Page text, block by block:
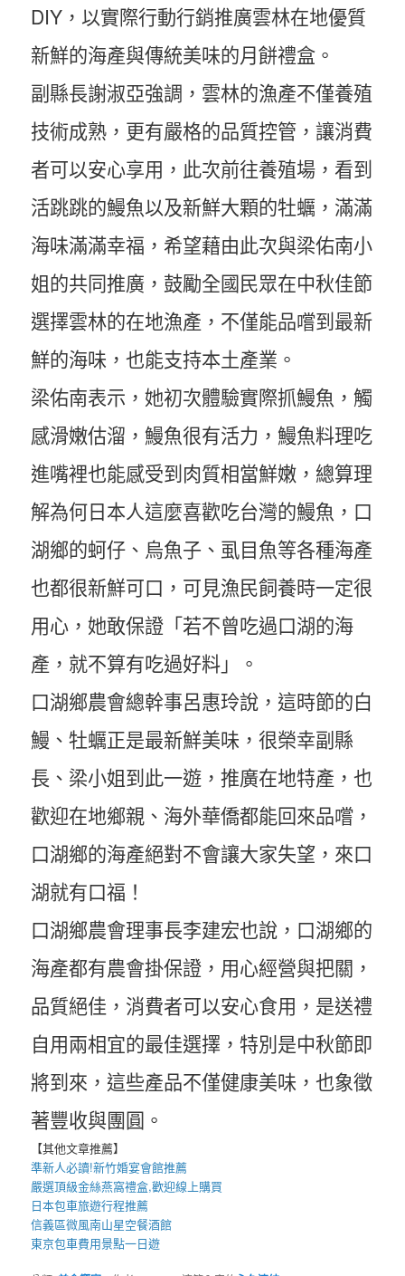
DIY，以實際行動行銷推廣雲林在地優質
新鮮的海產與傳統美味的月餅禮盒。
副縣長謝淑亞強調，雲林的漁產不僅養殖
技術成熟，更有嚴格的品質控管，讓消費
者可以安心享用，此次前往養殖場，看到
活跳跳的鰻魚以及新鮮大顆的牡蠣，滿滿
海味滿滿幸福，希望藉由此次與梁佑南小
姐的共同推廣，鼓勵全國民眾在中秋佳節
選擇雲林的在地漁產，不僅能品嚐到最新
鮮的海味，也能支持本土產業。
梁佑南表示，她初次體驗實際抓鰻魚，觸
感滑嫩估溜，鰻魚很有活力，鰻魚料理吃
進嘴裡也能感受到肉質相當鮮嫩，總算理
解為何日本人這麼喜歡吃台灣的鰻魚，口
湖鄉的蚵仔、烏魚子、虱目魚等各種海產
也都很新鮮可口，可見漁民飼養時一定很
用心，她敢保證「若不曾吃過口湖的海
產，就不算有吃過好料」。
口湖鄉農會總幹事呂惠玲說，這時節的白
鰻、牡蠣正是最新鮮美味，很榮幸副縣
長、梁小姐到此一遊，推廣在地特產，也
歡迎在地鄉親、海外華僑都能回來品嚐，
口湖鄉的海產絕對不會讓大家失望，來口
湖就有口福！
口湖鄉農會理事長李建宏也說，口湖鄉的
海產都有農會掛保證，用心經營與把關，
品質絕佳，消費者可以安心食用，是送禮
自用兩相宜的最佳選擇，特別是中秋節即
將到來，這些產品不僅健康美味，也象徵
著豐收與團圓。
【其他文章推薦】
準新人必讀!新竹婚宴會館推薦
嚴選頂級金絲燕窩禮盒,歡迎線上購買
日本包車旅遊行程推薦
信義區微風南山星空餐酒館
東京包車費用景點一日遊